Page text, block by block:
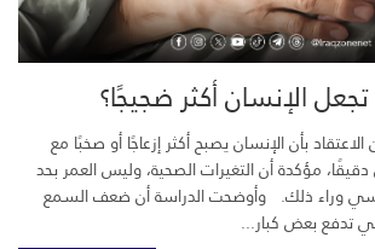
الإنسان أكثر ضجيجًا؟
بأن الإنسان يصبح أكثر إزعاجًا أو صخبًا مع
مؤكدة أن التغيرات الصحية، وليس العمر بحد
وراء ذلك. وأوضحت الدراسة أن ضعف السمع
تدفع بعض كبار...